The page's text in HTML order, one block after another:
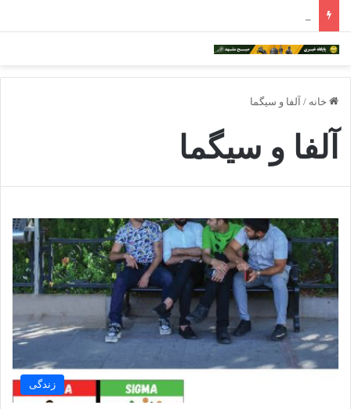
خانه / آلفا و سیگما
آلفا و سیگما
زندگی